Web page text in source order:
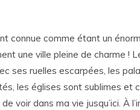
connue comme étant un
une ville pleine de charme !
ses ruelles escarpées, les
les églises sont sublimes et
voir dans ma vie jusqu’ici. À